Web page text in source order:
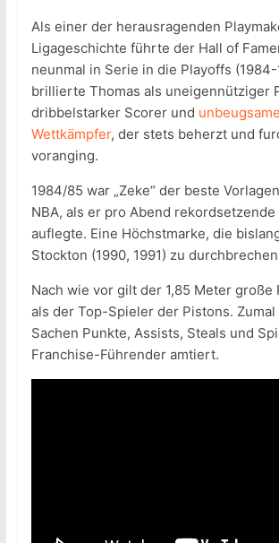
Als einer der herausragenden
Ligageschichte führte der Hall of
neunmal in Serie in die Playoffs (1984-
brillierte Thomas als uneigennütziger
dribbelstarker Scorer und
Wettkämpfer, der stets beherzt und
voranging.
1984/85 war „Zeke“ der beste
NBA, als er pro Abend rekordsetzende
auflegte. Eine Höchstmarke, die
Stockton (1990, 1991) zu
Nach wie vor gilt der 1,85 Meter große
als der Top-Spieler der Pistons. Zumal
Sachen Punkte, Assists, Steals und
Franchise-Führender amtiert.